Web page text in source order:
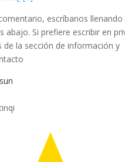
escríbanos llenando
abajo. Si prefiere escribir en
de la sección de información y